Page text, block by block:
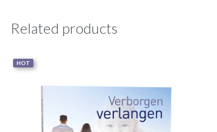
Related products
HOT